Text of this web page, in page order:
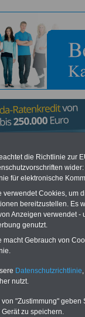
den öffentlichen
und sparen
schon ab 16 Jahren
Vergleich Gesetzliche
Krankenkassen
die Richtlinie zur
für elektronische
verwendet Cookies, um
bereitzustellen. Es
Anzeigen verwendet
genutzt.
macht Gebrauch von
Datenschutzrichtlinie
nutzt.
"Zustimmung"
zu speichern.